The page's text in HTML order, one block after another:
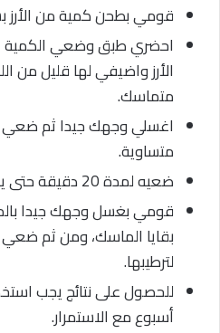
قومي بطحن كمية من الأرز
احضري طبق وضعي الكمية
الأرز واضيفي لها قليل من
متماسك.
اغسلي وجهك جيدا ثم ضعي
متساوية.
ضعيه لمدة 20 دقيقة حتى يجف من اللبن.
قومي بغسل وجهك جيدا
بقايا الماسك، ومن ثم
لترطيبها.
للحصول على نتائج يجب
أسبوع مع الاستمرار.